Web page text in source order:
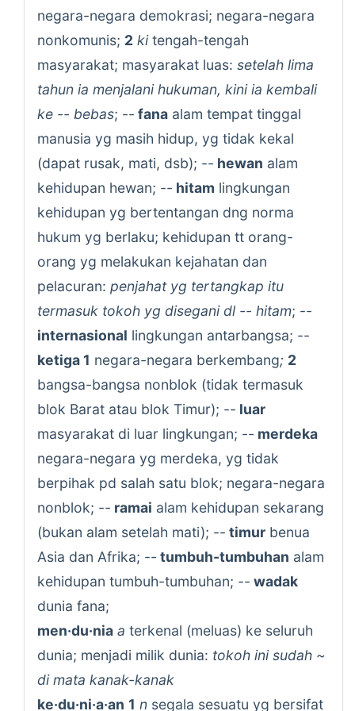
negara-negara demokrasi; negara-negara
nonkomunis; 2 kitengah-tengah
masyarakat; masyarakat luas: setelah lima
tahun ia menjalani hukuman, kini ia kembali
ke -- bebas; -- fana alam tempat tinggal
manusia yg masih hidup, yg tidak kekal
(dapat rusak, mati, dsb); -- hewan alam
kehidupan hewan; -- hitam lingkungan
kehidupan yg bertentangan dng norma
hukum yg berlaku; kehidupan tt orang-
orang yg melakukan kejahatan dan
pelacuran: penjahat yg tertangkap itu
termasuk tokoh yg disegani dl -- hitam; --
internasional lingkungan antarbangsa; --
ketiga 1 negara-negara berkembang; 2
bangsa-bangsa nonblok (tidak termasuk
blok Barat atau blok Timur); -- luar
masyarakat di luar lingkungan; -- merdeka
negara-negara yg merdeka, yg tidak
berpihak pd salah satu blok; negara-negara
nonblok; -- ramai alam kehidupan sekarang
(bukan alam setelah mati); -- timur benua
Asia dan Afrika; -- tumbuh-tumbuhan alam
kehidupan tumbuh-tumbuhan; -- wadak
dunia fana;
men·du·nia a terkenal (meluas) ke seluruh
dunia; menjadi milik dunia: tokoh ini sudah ~
di mata kanak-kanak
ke·du·ni·a·an 1 n segala sesuatu yg bersifat